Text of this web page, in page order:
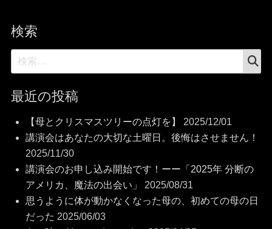
ー
検索
検
索:
最近の投稿
【母とクリスマスツリーの点灯を】
2025/12/01
講演会はあなたの大切な土曜日。後悔はさせません！
2025/11/30
講演会のお申し込み開始です！ーー「2025年 分断の
アメリカ、魔法の出会い」
2025/08/31
思うように体が動かなくなった母の、初めての母の日
だった 2025/06/03